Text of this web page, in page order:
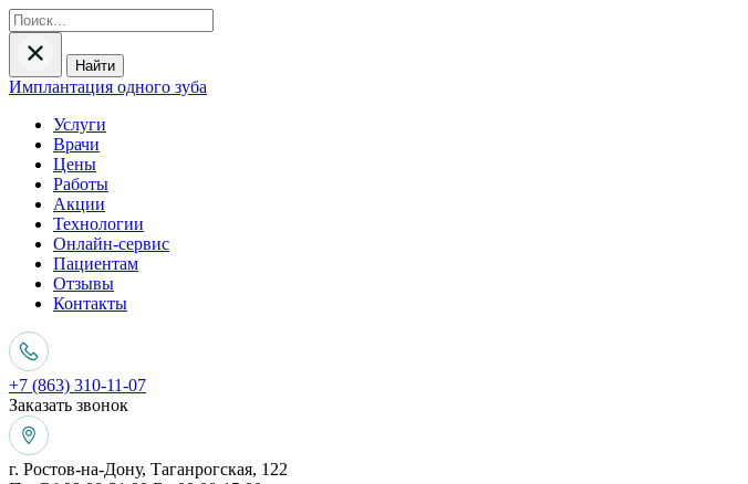
Найти
Имплантация одного зуба
Услуги
Врачи
Цены
Работы
Акции
Технологии
Онлайн-сервис
Пациентам
Отзывы
Контакты
+7 (863) 310-11-07
Заказать звонок
г. Ростов-на-Дону, Таганрогская, 122